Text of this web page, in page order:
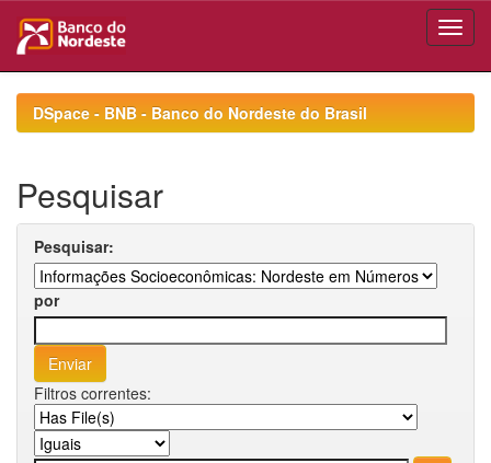
navigationDSpace - BNB - Banco do Nordeste do Brasil
Pesquisar
Pesquisar:
por
Filtros correntes: